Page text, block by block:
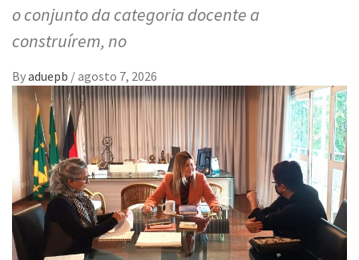
o conjunto da categoria docente a
construírem, no
Byaduepb /agosto 7, 2026